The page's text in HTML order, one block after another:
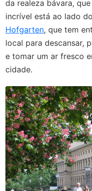
da realeza bávara,
incrível está ao lado
Hofgarten, que tem
local para descansar,
e tomar um ar fresco
cidade.